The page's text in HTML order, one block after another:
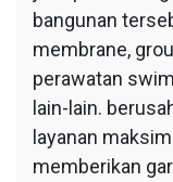
bangunan
membrane,
perawatan
lain-lain.
layanan
memberikan